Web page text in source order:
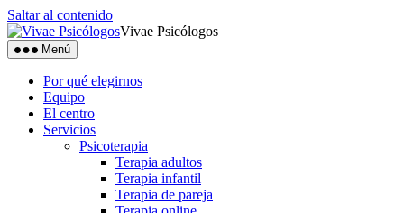
Saltar al contenido
Vivae Psicólogos
Menú
Por qué elegirnos
Equipo
El centro
Servicios
Psicoterapia
Terapia adultos
Terapia infantil
Terapia de pareja